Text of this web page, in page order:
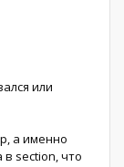
или
а именно
section, что